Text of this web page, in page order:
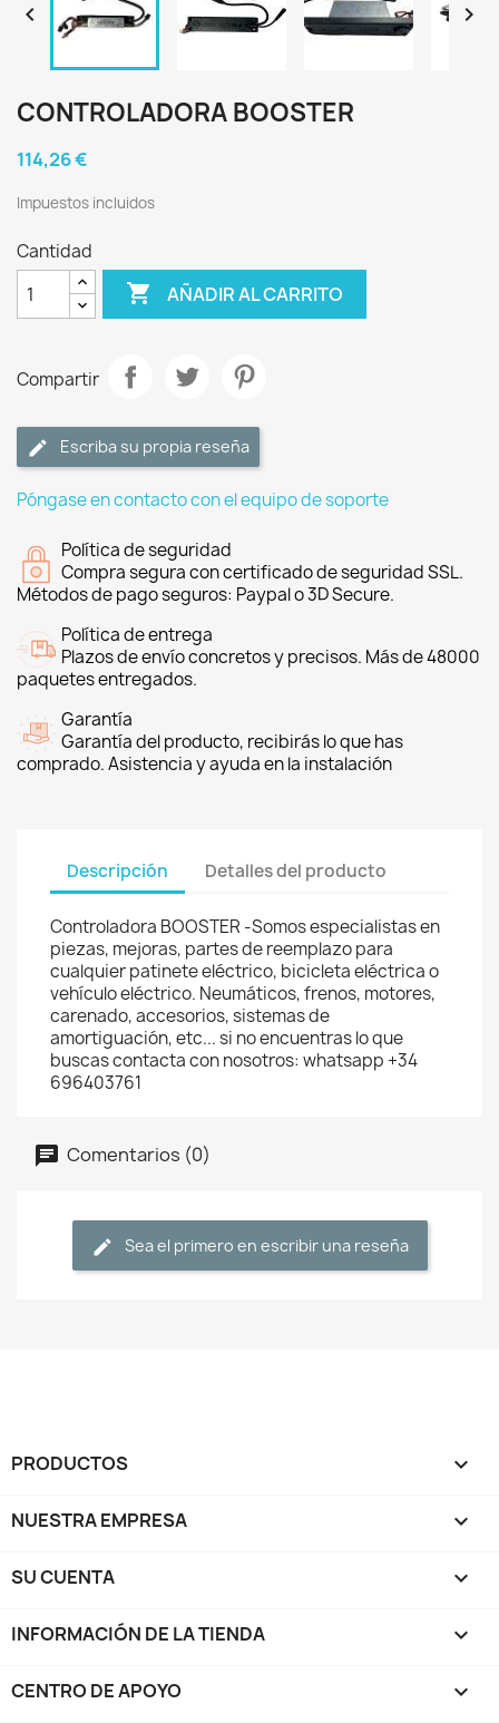
 
CONTROLADORA BOOSTER
114,26 €
Impuestos incluidos
Cantidad
 AÑADIR AL CARRITO
Compartir
Escriba su propia reseña
Póngase en contacto con el equipo de soporte
Política de seguridad
Compra segura con certificado de seguridad SSL.
Métodos de pago seguros: Paypal o 3D Secure.
Política de entrega
Plazos de envío concretos y precisos. Más de 48000
paquetes entregados.
Garantía
Garantía del producto, recibirás lo que has
comprado. Asistencia y ayuda en la instalación
Descripción Detalles del producto
Controladora BOOSTER -Somos especialistas en
piezas, mejoras, partes de reemplazo para
cualquier patinete eléctrico, bicicleta eléctrica o
vehículo eléctrico. Neumáticos, frenos, motores,
carenado, accesorios, sistemas de
amortiguación, etc... si no encuentras lo que
buscas contacta con nosotros: whatsapp +34
696403761
Comentarios (0)
Sea el primero en escribir una reseña
PRODUCTOS 
NUESTRA EMPRESA 
SU CUENTA 
INFORMACIÓN DE LA TIENDA keyboard_arrow_down
CENTRO DE APOYO 